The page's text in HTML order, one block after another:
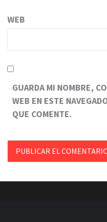
WEB
GUARDA MI NOMBRE,
WEB EN ESTE
QUE COMENTE.